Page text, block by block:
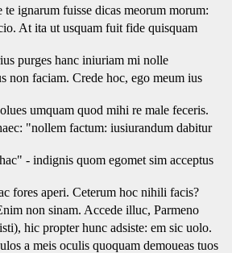
te ignarum fuisse dicas meorum morum:
At ita ut usquam fuit fide quisquam
purges hanc iniuriam mi nolle
non faciam. Crede hoc, ego meum ius
umquam quod mihi re male feceris.
"nollem factum: iusiurandum dabitur
- indignis quom egomet sim acceptus
fores aperi. Ceterum hoc nihili facis?
non sinam. Accede illuc, Parmeno
hic propter hunc adsiste: em sic uolo.
a meis oculis quoquam demoueas tuos